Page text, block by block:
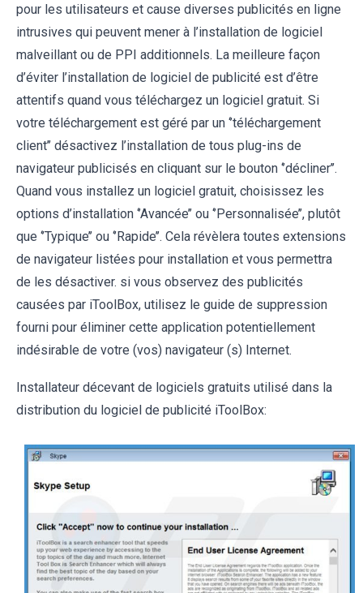
pour les utilisateurs et cause diverses publicités en ligne
intrusives qui peuvent mener à l’installation de logiciel
malveillant ou de PPI additionnels. La meilleure façon
d’éviter l’installation de logiciel de publicité est d’être
attentifs quand vous téléchargez un logiciel gratuit. Si
votre téléchargement est géré par un ‘’téléchargement
client’’ désactivez l’installation de tous plug-ins de
navigateur publicisés en cliquant sur le bouton ‘’décliner’’.
Quand vous installez un logiciel gratuit, choisissez les
options d’installation ‘’Avancée’’ ou ‘’Personnalisée’’, plutôt
que ‘’Typique’’ ou ‘’Rapide’’. Cela révèlera toutes extensions
de navigateur listées pour installation et vous permettra
de les désactiver. si vous observez des publicités
causées par iToolBox, utilisez le guide de suppression
fourni pour éliminer cette application potentiellement
indésirable de votre (vos) navigateur (s) Internet.
Installateur décevant de logiciels gratuits utilisé dans la
distribution du logiciel de publicité iToolBox: